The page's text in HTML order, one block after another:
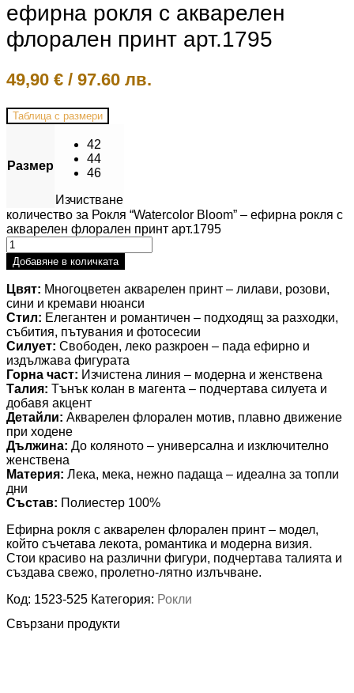
ефирна рокля с акварелен
флорален принт арт.1795
49,90 € / 97.60 лв.
Таблица с размери
Размер
42
44
46
Изчистване
количество за Рокля “Watercolor Bloom” – ефирна рокля с
акварелен флорален принт арт.1795
Добавяне в количката
Цвят: Многоцветен акварелен принт – лилави, розови,
сини и кремави нюанси
Стил: Елегантен и романтичен – подходящ за разходки,
събития, пътувания и фотосесии
Силует: Свободен, леко разкроен – пада ефирно и
издължава фигурата
Горна част: Изчистена линия – модерна и женствена
Талия: Тънък колан в магента – подчертава силуета и
добавя акцент
Детайли: Акварелен флорален мотив, плавно движение
при ходене
Дължина: До коляното – универсална и изключително
женствена
Материя: Лека, мека, нежно падаща – идеална за топли
дни
Състав: Полиестер 100%
Ефирна рокля с акварелен флорален принт – модел,
който съчетава лекота, романтика и модерна визия.
Стои красиво на различни фигури, подчертава талията и
създава свежо, пролетно‑лятно излъчване.
Код: 1523-525 Категория: Рокли
Свързани продукти